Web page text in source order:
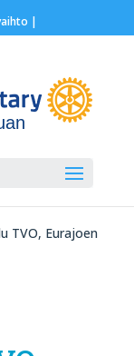
|
TVO, Eurajoen